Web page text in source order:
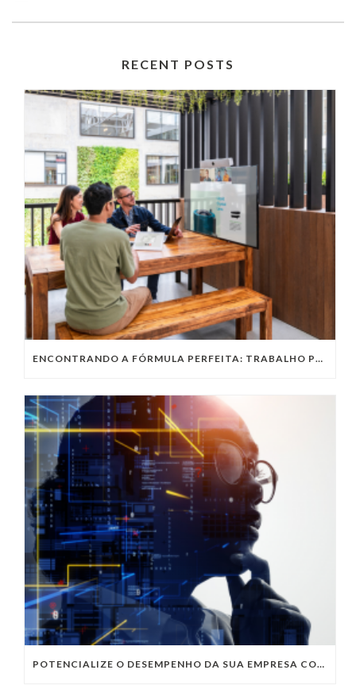
RECENT POSTS
ENCONTRANDO A FÓRMULA PERFEITA: TRABALHO PRESENCIAL, HOME OFFICE OU TRABALHO HÍBRIDO?
POTENCIALIZE O DESEMPENHO DA SUA EMPRESA COM OS SERVIÇOS DE TI DA VIVO VITA